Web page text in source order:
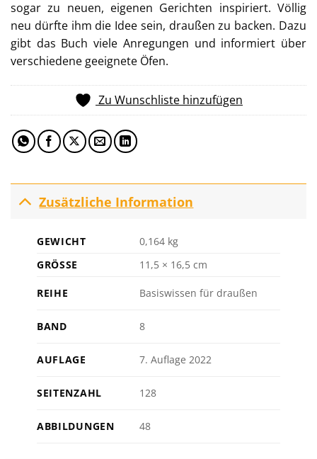
sogar zu neuen, eigenen Gerichten inspiriert. Völlig
neu dürfte ihm die Idee sein, draußen zu backen. Dazu
gibt das Buch viele Anregungen und informiert über
verschiedene geeignete Öfen.
Zu Wunschliste hinzufügen
Zusätzliche Information
GEWICHT
0,164 kg
GRÖSSE
11,5 × 16,5 cm
REIHE Basiswissen für draußen
BAND 8
AUFLAGE 7. Auflage 2022
SEITENZAHL 128
ABBILDUNGEN 48